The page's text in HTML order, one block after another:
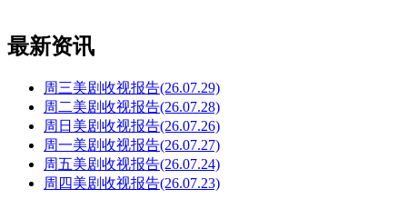
最新资讯
周三美剧收视报告(26.07.29)
周二美剧收视报告(26.07.28)
周日美剧收视报告(26.07.26)
周一美剧收视报告(26.07.27)
周五美剧收视报告(26.07.24)
周四美剧收视报告(26.07.23)